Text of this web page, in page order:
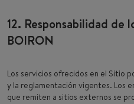
12. Responsabilidad de
BOIRON
Los servicios ofrecidos en el Sitio
y la reglamentación vigentes. Los
que remiten a sitios externos se